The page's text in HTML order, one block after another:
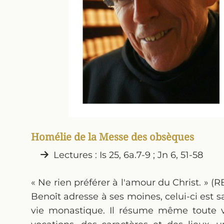
Homélie de la Messe des obsèques
Lectures : Is 25, 6a.7-9 ; Jn 6, 51-58
« Ne rien préférer à l'amour du Christ. »
Benoît adresse à ses moines, celui-ci est
vie monastique. Il résume même toute